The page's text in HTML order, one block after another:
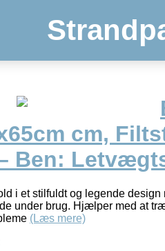
cm,
Ben:
i et stilfuldt og legende
under brug. Hjælper med at
(Læs mere)